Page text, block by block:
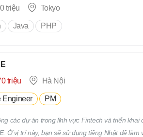
triệu
Tokyo
Java PHP
triệu
Hà Nội
Engineer PM
các dự án trong lĩnh vực Fintech và triển
Ở vị trí này, bạn sẽ sử dụng tiếng Nhật để